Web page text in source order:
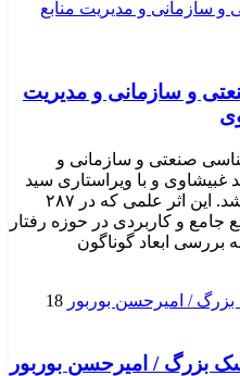
و سازمانی و مدیریت
صنعتی و سازمانی و
غبیشاوی و با ویراستاری سید
محمدرضا حسینی علی‌آباد منتشر شد. این اثر علمی که در ۲۸۷
جامع و کاربردی در حوزه رفتار
بررسی ابعاد گوناگون
18
بزرگ / امیرحسن بوربور